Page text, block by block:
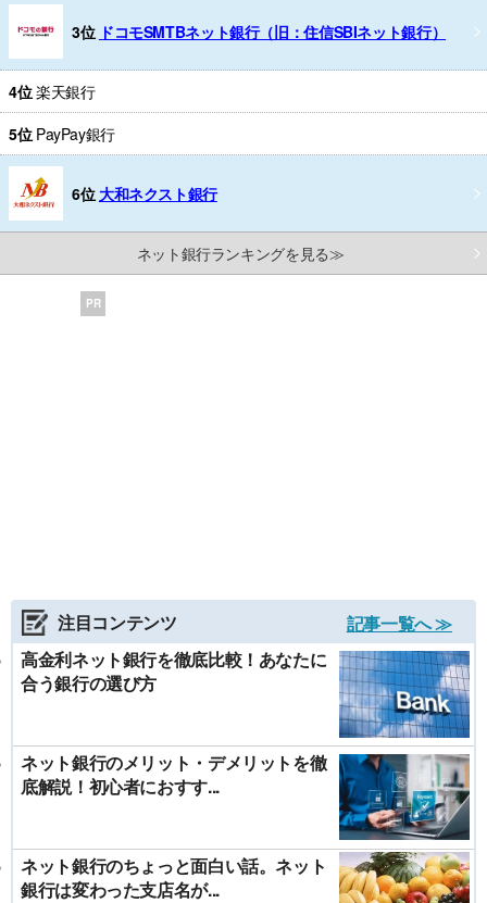
3位 ドコモSMTBネット銀行（旧：住信SBIネット銀行）
4位楽天銀行
5位 PayPay銀行
6位 大和ネクスト銀行
ネット銀行ランキングを見る≫
PR
注目コンテンツ
記事一覧へ ≫
高金利ネット銀行を徹底比較！あなたに
合う銀行の選び方
ネット銀行のメリット・デメリットを徹
底解説！初心者におすす...
ネット銀行のちょっと面白い話。ネット
銀行は変わった支店名が...